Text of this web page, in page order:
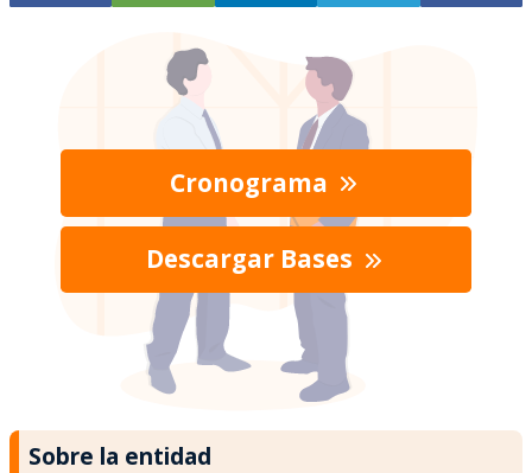
Cronograma
Descargar Bases
Sobre la entidad